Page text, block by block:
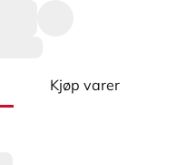
Kjøp varer